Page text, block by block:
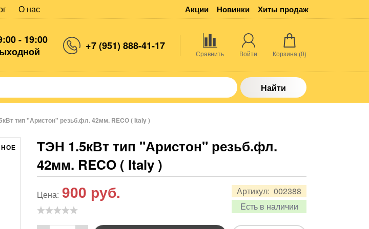
О нас Акции Новинки Хиты продаж
- 19:00 +7 (951) 888-41-17
Сравнить Войти Корзина (0)
Найти
тип "Аристон" резьб.фл. 42мм. RECO ( Italy )
ТЭН 1.5кВт тип "Аристон" резьб.фл.
42мм. RECO ( Italy )
Артикул: 002388
Есть в наличии
Цена: 900 руб.